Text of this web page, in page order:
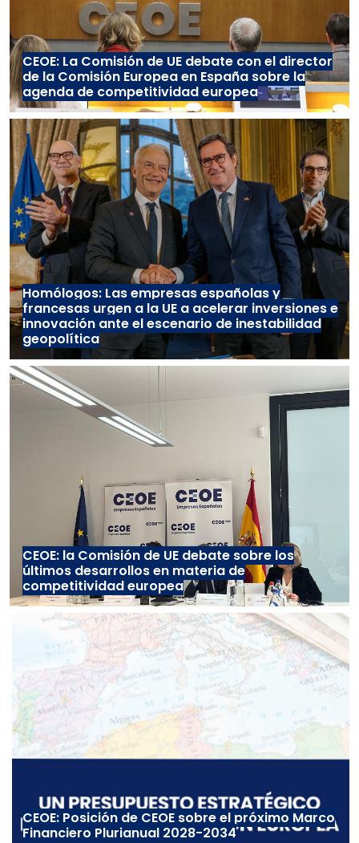
CEOE: La Comisión de UE debate con el director
de la Comisión Europea en España sobre la
agenda de competitividad europea
Homólogos: Las empresas españolas y
francesas urgen a la UE a acelerar inversiones e
innovación ante el escenario de inestabilidad
geopolítica
CEOE: la Comisión de UE debate sobre los
últimos desarrollos en materia de
competitividad europea
CEOE: Posición de CEOE sobre el próximo Marco
Financiero Plurianual 2028-2034